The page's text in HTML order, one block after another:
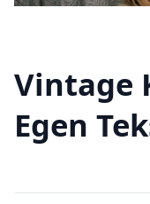
Vintage
Egen